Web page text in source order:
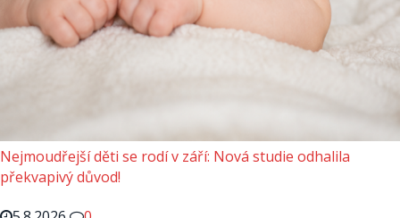
Nejmoudřejší děti se rodí v září: Nová studie odhalila
překvapivý důvod!